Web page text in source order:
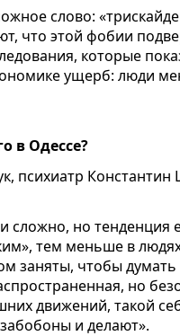
слово:
что этой фобии
которые
ущерб: люди
в Одессе?
психиатр
сложно, но тенденция
тем меньше в
заняты, чтобы думать
но
движений, такой
и делают».